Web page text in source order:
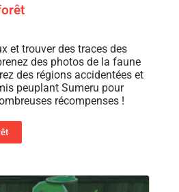
et trouver des traces des
des photos de la faune
des régions accidentées et
peuplant Sumeru pour
récompenses !